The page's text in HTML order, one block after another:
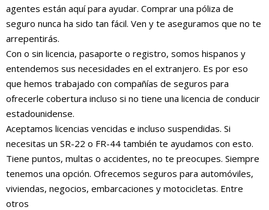
agentes están aquí para ayudar. Comprar una póliza de
seguro nunca ha sido tan fácil. Ven y te aseguramos que no te
arrepentirás.
Con o sin licencia, pasaporte o registro, somos hispanos y
entendemos sus necesidades en el extranjero. Es por eso
que hemos trabajado con compañías de seguros para
ofrecerle cobertura incluso si no tiene una licencia de conducir
estadounidense.
Aceptamos licencias vencidas e incluso suspendidas. Si
necesitas un SR-22 o FR-44 también te ayudamos con esto.
Tiene puntos, multas o accidentes, no te preocupes. Siempre
tenemos una opción. Ofrecemos seguros para automóviles,
viviendas, negocios, embarcaciones y motocicletas. Entre
otros